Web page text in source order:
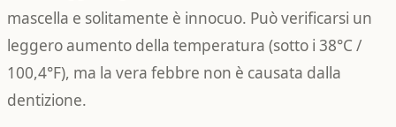
mascella e solitamente è innocuo. Può verificarsi un
leggero aumento della temperatura (sotto i 38°C /
100,4°F), ma la vera febbre non è causata dalla
dentizione.